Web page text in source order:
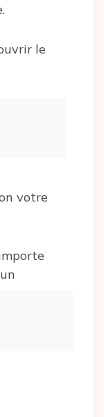
le
votre